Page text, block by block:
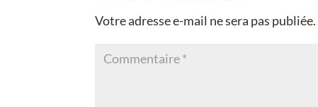
Votre adresse e-mail ne sera pas publiée.